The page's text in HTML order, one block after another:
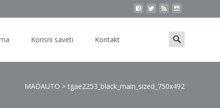
Korisni saveti Kontakt
Search
for:
MADAUTO > tgae2253_black_main_sized_750x492